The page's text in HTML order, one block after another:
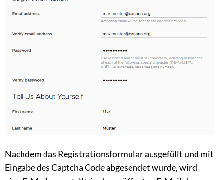
Nachdem das Registrationsformular ausgefüllt und mit
Eingabe des Captcha Code abgesendet wurde, wird